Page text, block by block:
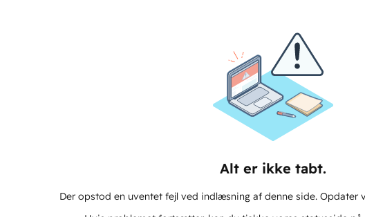
Alt er ikke tabt.
Der opstod en uventet fejl ved indlæsning af denne side. Opdater